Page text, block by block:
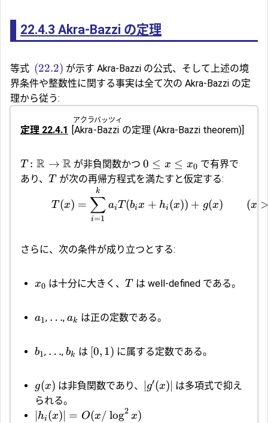
22.4.3 Akra-Bazzi の定理
等式 (22.2) が示す Akra-Bazzi の公式、そして上述の境
界条件や整数性に関する事実は全て次の Akra-Bazzi の定
理から従う:
定理 22.4.1 [Akra
アクラ
-Bazzi
バッツィ
の定理 (Akra-Bazzi theorem)]
T : R → R が非負関数かつ0 ≤ x ≤ x0 で有界で
あり、 T が次の再帰方程式を満たすと仮定する:
T(x) =
i=1
∑
k
aiT (bix + hi (x)) + g(x) (x
さらに、次の条件が成り立つとする:
x0 は十分に大きく、 T は well-defined である。
a1, …, ak は正の定数である。
b1, …, bk は [0, 1) に属する定数である。
g(x) は非負関数であり、 ∣g′(x)∣ は多項式で抑え
られる。
∣hi (x)∣ = O(x/ log2 x)